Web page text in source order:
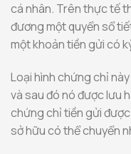
cá nhân. Trên thực tế
đương một quyển sổ
một khoản tiền gửi có
Loại hình chứng chỉ
và sau đó nó được lưu
chứng chỉ tiền gửi
sở hữu có thể chuyển